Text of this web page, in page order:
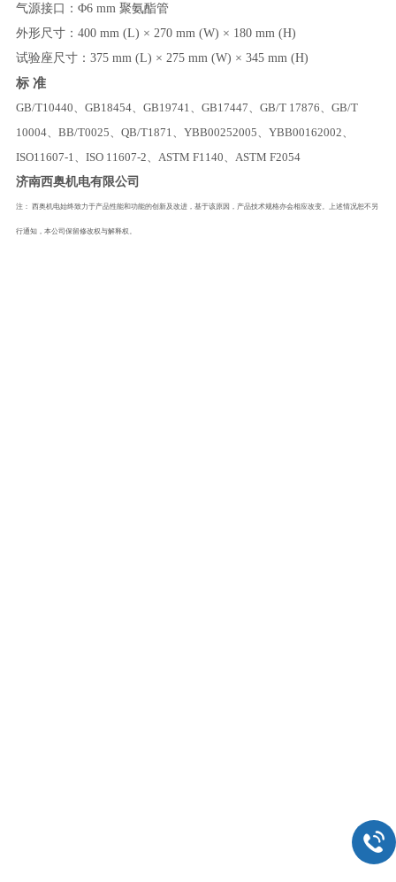
气源接口： Φ6 mm 聚氨酯管
外形尺寸： 400 mm (L) × 270 mm (W) × 180 mm (H)
试验座尺寸： 375 mm (L) × 275 mm (W) × 345 mm (H)
标 准
GB/T10440 GB18454、 GB19741 GB17447 GB/T 17876
GB/T
10004、 BB/T0025 QB/T1871 YBB00252005 YBB00162002
ISO11607-1
ISO 11607-2 ASTM F1140
ASTM F2054
济南西奥机电有限公司
注： 西奥机电始终致力于产品性能和功能的创新及改进，基于该原因，产品技术规格亦会相应改变。上述情况恕不另
行通知，本公司保留修改权与解释权。